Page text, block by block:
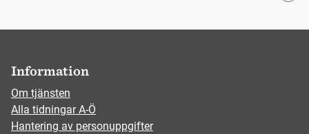
Information
Om tjänsten
Alla tidningar A-Ö
Hantering av personuppgifter